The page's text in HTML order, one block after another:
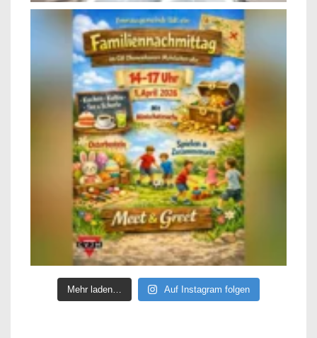
Mehr laden… Auf Instagram folgen